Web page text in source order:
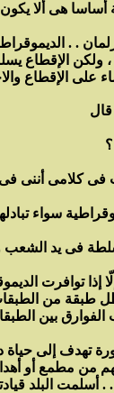
أساسا هى ألا
ولكن الإقطاع
فى كلامى
من
من مطمع أو